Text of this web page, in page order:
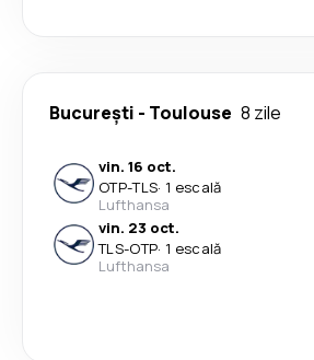
București - Toulouse 8 zile
vin. 16 oct.
OTP-TLS· 1 escală
Lufthansa
vin. 23 oct.
TLS-OTP· 1 escală
Lufthansa